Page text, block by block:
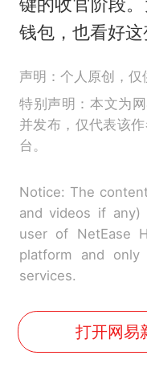
钱包，也看好这
声明：个人原创，仅
特别声明：本文为
并发布，仅代表该
台。
Notice: The
and videos if
user of NetEase
platform and only
services.
打开网易